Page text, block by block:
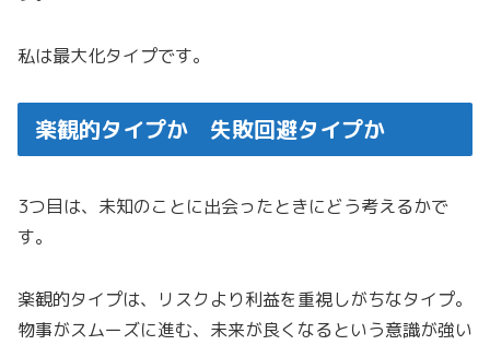
私は最大化タイプです。
楽観的タイプか 失敗回避タイプか
3つ目は、未知のことに出会ったときにどう考えるかで
す。
楽観的タイプは、リスクより利益を重視しがちなタイプ。
物事がスムーズに進む、未来が良くなるという意識が強い